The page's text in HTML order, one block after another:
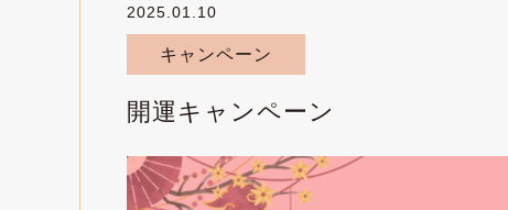
2025.01.10
キャンペーン
開運キャンペーン